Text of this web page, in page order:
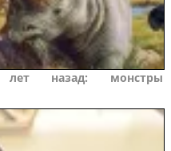
назад: монстры